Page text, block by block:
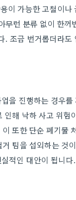
이 가능한 고철이
런 분류 없이 한꺼
조금 번거롭더라
을 진행하는 경우
해 낙하 사고 위
또한 단순 폐기물
팀을 섭외하는 것
적인 대안이 됩니다.